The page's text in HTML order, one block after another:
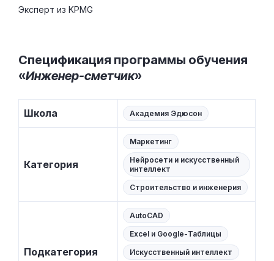
Эксперт из KPMG
Спецификация программы обучения
«Инженер-сметчик»
Школа Академия Эдюсон
Категория
Маркетинг
Нейросети и искусственный
интеллект
Строительство и инженерия
Подкатегория
AutoCAD
Excel и Google-Таблицы
Искусственный интеллект